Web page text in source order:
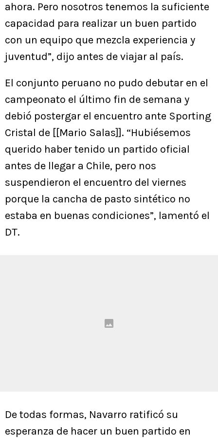
ahora. Pero nosotros tenemos la suficiente
capacidad para realizar un buen partido
con un equipo que mezcla experiencia y
juventud”, dijo antes de viajar al país.
El conjunto peruano no pudo debutar en el
campeonato el último fin de semana y
debió postergar el encuentro ante Sporting
Cristal de [[Mario Salas]]. “Hubiésemos
querido haber tenido un partido oficial
antes de llegar a Chile, pero nos
suspendieron el encuentro del viernes
porque la cancha de pasto sintético no
estaba en buenas condiciones”, lamentó el
DT.
De todas formas, Navarro ratificó su
esperanza de hacer un buen partido en